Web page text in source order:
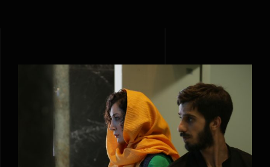
جایزه بهترین فیلم، بهترین کارگردانی، و
بهترین ایده پردازی دهمین دوره المپیاد فیلم
یونان برای فیلم کوتاه طناب